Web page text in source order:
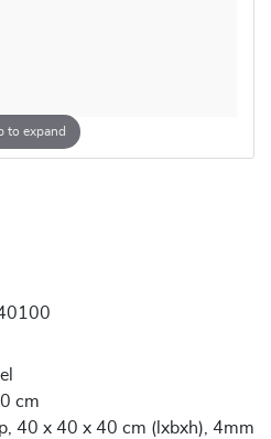
to expand
cm
40 x 40 x 40 cm (lxbxh), 4mm